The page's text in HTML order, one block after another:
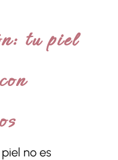
tu piel
no es